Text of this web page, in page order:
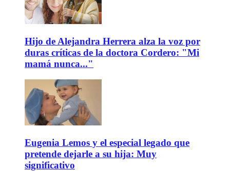
Hijo de Alejandra Herrera alza la voz por
duras críticas de la doctora Cordero: "Mi
mamá nunca..."
Eugenia Lemos y el especial legado que
pretende dejarle a su hija: Muy
significativo